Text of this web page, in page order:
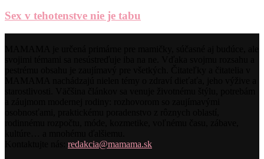
Sex v tehotenstve nie je tabu
redakcia@mamama.sk